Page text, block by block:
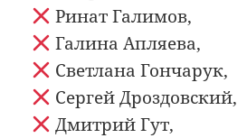
Ринат Галимов,
Галина Апляева,
Светлана Гончарук,
Сергей Дроздовский,
Дмитрий Гут,